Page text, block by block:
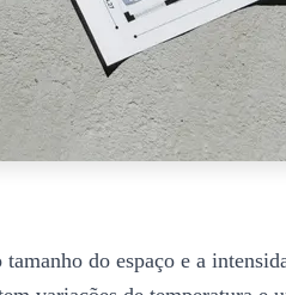
do espaço e a